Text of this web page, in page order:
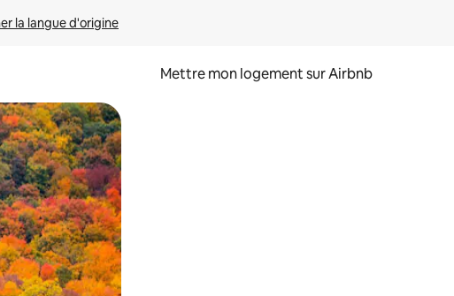
la langue d'origine
Mettre mon logement sur Airbnb